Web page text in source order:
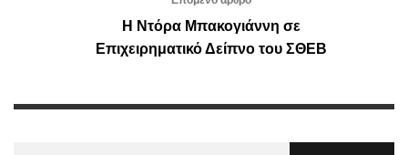
H Ντόρα Μπακογιάννη σε
Επιχειρηματικό Δείπνο του ΣΘΕΒ